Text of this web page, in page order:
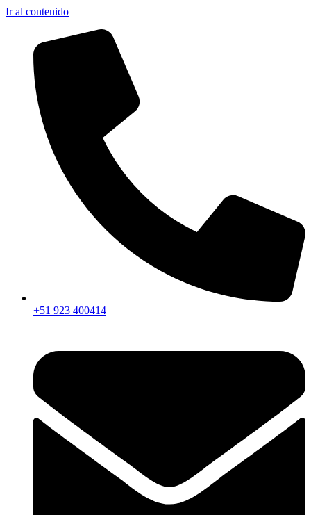
Ir al contenido
+51 923 400414